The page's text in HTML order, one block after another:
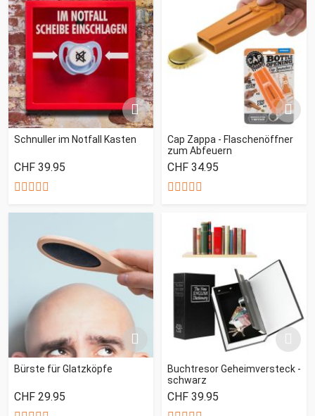
Schnuller im Notfall Kasten
CHF 39.95
Cap Zappa - Flaschenöffner
zum Abfeuern
CHF 34.95
Bürste für Glatzköpfe
CHF 29.95
Buchtresor Geheimversteck -
schwarz
CHF 39.95